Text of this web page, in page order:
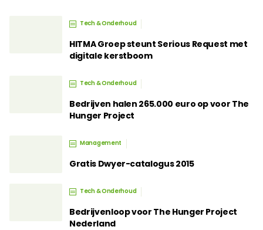
Tech & Onderhoud
HITMA Groep steunt Serious Request met
digitale kerstboom
Tech & Onderhoud
Bedrijven halen 265.000 euro op voor The
Hunger Project
Management
Gratis Dwyer-catalogus 2015
Tech & Onderhoud
Bedrijvenloop voor The Hunger Project
Nederland